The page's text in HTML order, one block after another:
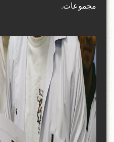
مجموعات.